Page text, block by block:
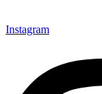
Instagram